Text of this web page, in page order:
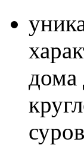
дома